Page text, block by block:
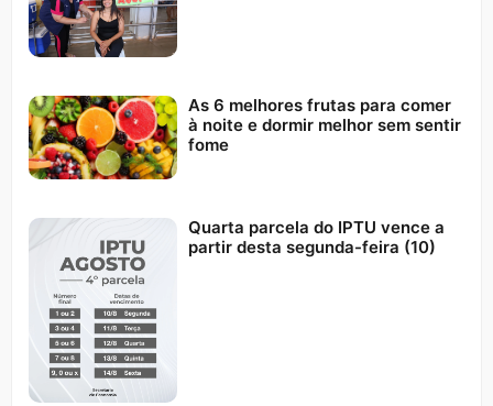
As 6 melhores frutas para comer
à noite e dormir melhor sem sentir
fome
Quarta parcela do IPTU vence a
partir desta segunda-feira (10)